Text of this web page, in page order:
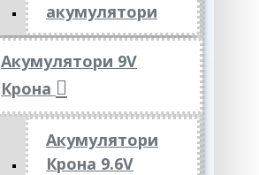
акумулятори
Акумулятори 9V
Крона
Акумулятори
Крона 9.6V